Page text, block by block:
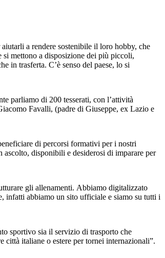
a rendere sostenibile il loro hobby, che
mettono a disposizione dei più piccoli,
in trasferta. C’è senso del paese, lo si
parliamo di 200 tesserati, con l’attività
Favalli, (padre di Giuseppe, ex Lazio e
di percorsi formativi per i nostri
disponibili e desiderosi di imparare per
gli allenamenti. Abbiamo digitalizzato
infatti abbiamo un sito ufficiale e siamo su tutti i
sportivo sia il servizio di trasporto che
città italiane o estere per tornei internazionali”.